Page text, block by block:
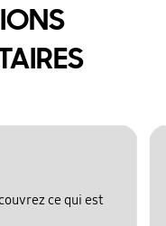
ce qui est